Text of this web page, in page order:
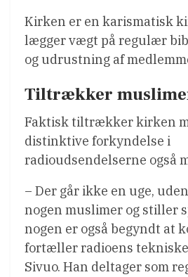
Kirken er en karismatisk
lægger vægt på regulær
og udrustning af
Tiltrækker
Faktisk tiltrækker kirken
distinktive forkyndelse i
radioudsendelserne også
– Der går ikke en uge,
nogen muslimer og stiller
nogen er også begyndt at
fortæller radioens
Sivuo. Han deltager som